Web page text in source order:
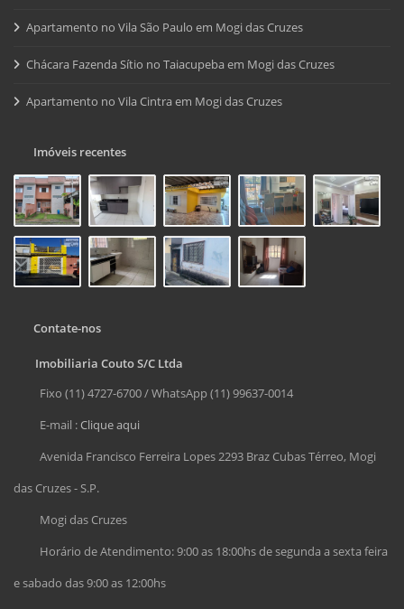
Apartamento no Vila São Paulo em Mogi das Cruzes
Chácara Fazenda Sítio no Taiacupeba em Mogi das Cruzes
Apartamento no Vila Cintra em Mogi das Cruzes
Imóveis recentes
Contate-nos
Imobiliaria Couto S/C Ltda
Fixo (11) 4727-6700 / WhatsApp (11) 99637-0014
E-mail :Clique aqui
Avenida Francisco Ferreira Lopes 2293 Braz Cubas Térreo, Mogi
das Cruzes - S.P.
Mogi das Cruzes
Horário de Atendimento: 9:00 as 18:00hs de segunda a sexta feira
e sabado das 9:00 as 12:00hs